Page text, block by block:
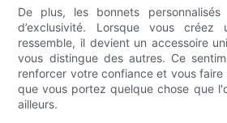
De plus, les bonnets
d’exclusivité. Lorsque vous
ressemble, il devient un accessoire
vous distingue des autres. Ce
renforcer votre confiance et vous faire
que vous portez quelque chose que
ailleurs.